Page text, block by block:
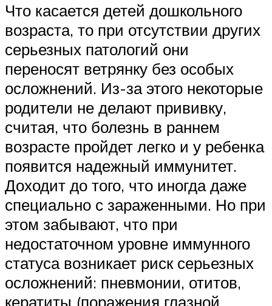
Что касается детей дошкольного
возраста, то при отсутствии других
серьезных патологий они
переносят ветрянку без особых
осложнений. Из-за этого некоторые
родители не делают прививку,
считая, что болезнь в раннем
возрасте пройдет легко и у ребенка
появится надежный иммунитет.
Доходит до того, что иногда даже
специально с зараженными. Но при
этом забывают, что при
недостаточном уровне иммунного
статуса возникает риск серьезных
осложнений: пневмонии, отитов,
кератиты (поражения глазной